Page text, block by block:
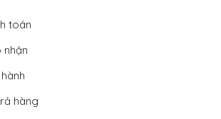
toán
nhận
hàng